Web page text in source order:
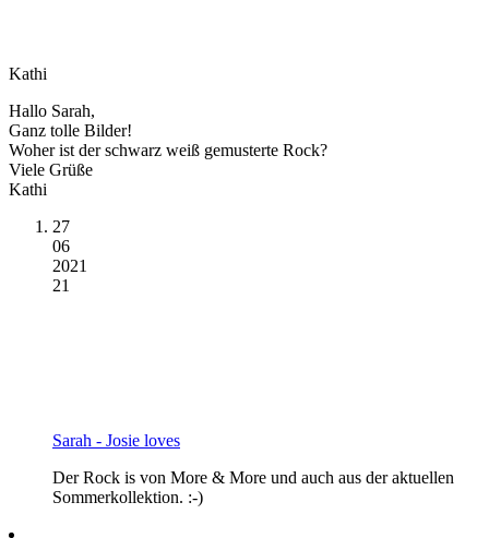
Kathi
Hallo Sarah,
Ganz tolle Bilder!
Woher ist der schwarz weiß gemusterte Rock?
Viele Grüße
Kathi
27
06
2021
21
Sarah - Josie loves
Der Rock is von More & More und auch aus der aktuellen
Sommerkollektion. :-)